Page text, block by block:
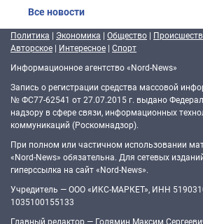
Все новости
Политика | Экономика | Общество |
Авторское | Интересное | Спорт
Информационное агентство «Nord-News»
Запись о регистрации средства массовой
№ ФС77-62541 от 27.07.2015 г. выдано
надзору в сфере связи, информационных
коммуникаций (Роскомнадзор).
При полном или частичном использовании
«Nord-News» обязательна. Для сетевых
гиперссылка на сайт «Nord-News».
Учредитель — ООО «ИКС-МАРКЕТ», ИНН
1035100155133
Главный редактор — Голямин Максим